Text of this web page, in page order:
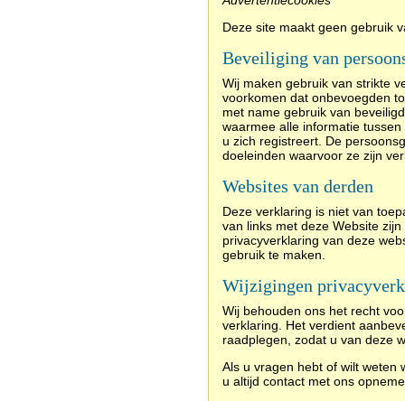
Deze site maakt geen gebruik
Beveiliging van
Wij maken gebruik van strikte
voorkomen dat onbevoegden
met name gebruik van
waarmee alle informatie
u zich registreert. De
doeleinden waarvoor ze zijn
Websites van derden
Deze verklaring is niet van
van links met deze Website
privacyverklaring van deze
gebruik te maken.
Wijzigingen
Wij behouden ons het recht
verklaring. Het verdient
raadplegen, zodat u van deze
Als u vragen hebt of wilt weten
u altijd contact met ons